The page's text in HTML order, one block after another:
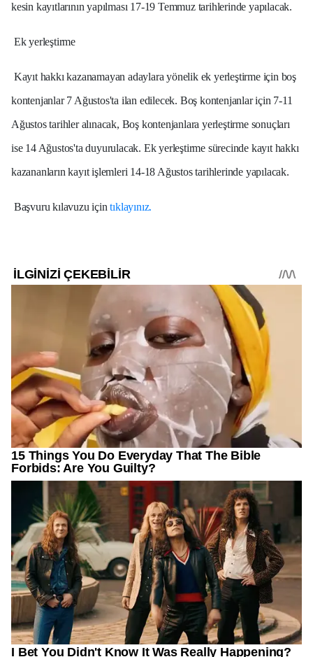
kesin kayıtlarının yapılması 17-19 Temmuz tarihlerinde yapılacak.
Ek yerleştirme
Kayıt hakkı kazanamayan adaylara yönelik ek yerleştirme için boş
kontenjanlar 7 Ağustos'ta ilan edilecek. Boş kontenjanlar için 7-11
Ağustos tarihler alınacak, Boş kontenjanlara yerleştirme sonuçları
ise 14 Ağustos'ta duyurulacak. Ek yerleştirme sürecinde kayıt hakkı
kazananların kayıt işlemleri 14-18 Ağustos tarihlerinde yapılacak.
Başvuru kılavuzu içintıklayınız.